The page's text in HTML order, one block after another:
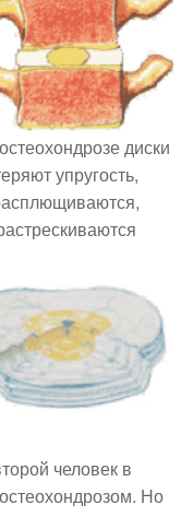
диски
упругость,
человек в
Но